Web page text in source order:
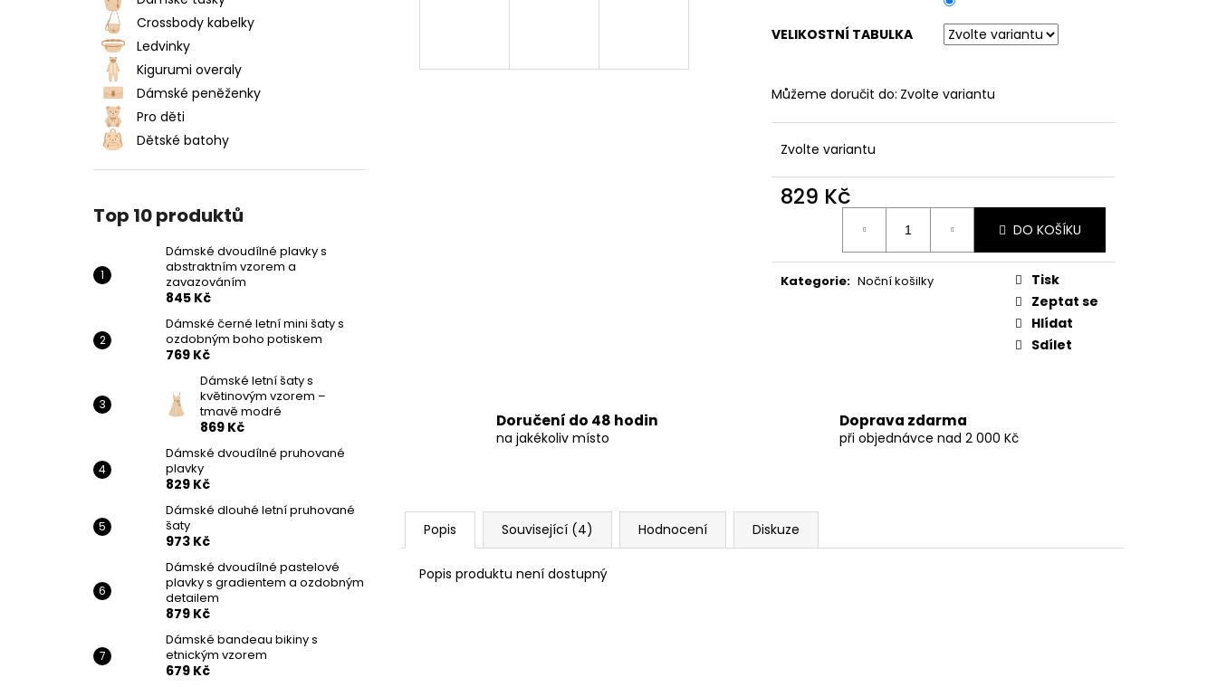
Crossbody kabelky
Ledvinky
Kigurumi overaly
Dámské peněženky
Pro děti
Dětské batohy
Top 10 produktů
Dámské dvoudílné plavky s
abstraktním vzorem a
zavazováním
845 Kč
Dámské černé letní mini šaty s
ozdobným boho potiskem
769 Kč
Dámské letní šaty s
květinovým vzorem –
tmavě modré
869 Kč
Dámské dvoudílné pruhované
plavky
829 Kč
Dámské dlouhé letní pruhované
šaty
973 Kč
Dámské dvoudílné pastelové
plavky s gradientem a ozdobným
detailem
879 Kč
Dámské bandeau bikiny s
etnickým vzorem
679 Kč
VELIKOSTNÍ TABULKA
Můžeme doručit do: Zvolte variantu
Zvolte variantu
829 Kč
DO KOŠÍKU
Kategorie: Noční košilky
Tisk
Zeptat se
Hlídat
Sdílet
Doručení do 48 hodin
na jakékoliv místo
Doprava zdarma
při objednávce nad 2 000 Kč
Popis Související (4) Hodnocení Diskuze
Popis produktu není dostupný
DÁMSKÉ DVOUDÍLNÉ PLAVKY S
ABSTRAKTNÍM VZOREM A
ZAVAZOVÁNÍM
845 Kč